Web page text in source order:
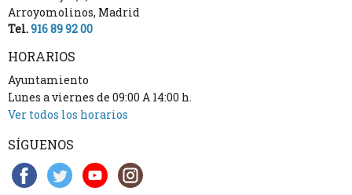
Arroyomolinos, Madrid
Tel.916 89 92 00
HORARIOS
Ayuntamiento
Lunes a viernes de 09:00 A 14:00 h.
Ver todos los horarios
SÍGUENOS